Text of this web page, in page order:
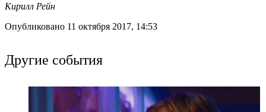
Кирилл Рейн
Опубликовано 11 октября 2017, 14:53
Другие события